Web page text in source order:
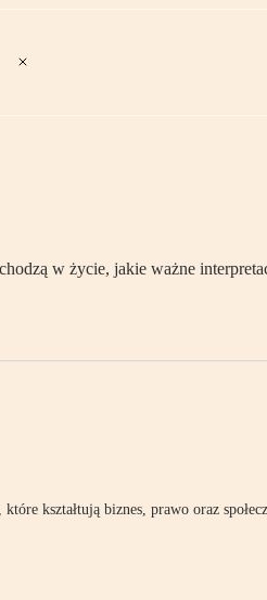
w życie, jakie ważne
kształtują biznes, prawo oraz